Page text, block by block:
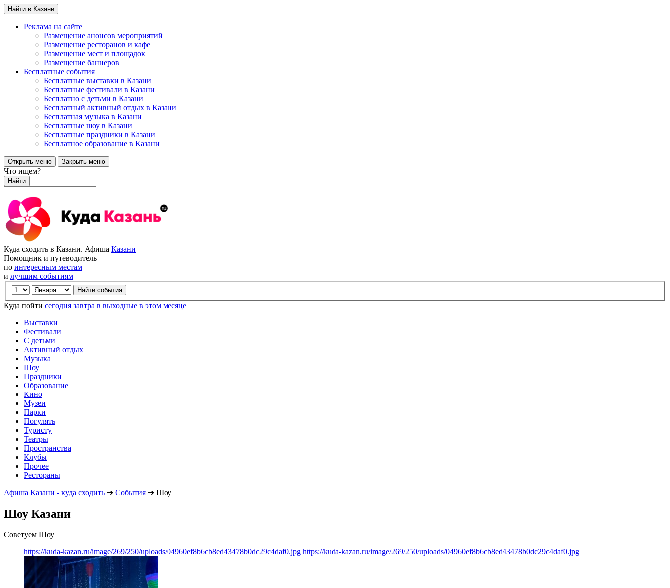
Найти в Казани
Реклама на сайте
Размещение анонсов мероприятий
Размещение ресторанов и кафе
Размещение мест и площадок
Размещение баннеров
Бесплатные события
Бесплатные выставки в Казани
Бесплатные фестивали в Казани
Бесплатно с детьми в Казани
Бесплатный активный отдых в Казани
Бесплатная музыка в Казани
Бесплатные шоу в Казани
Бесплатные праздники в Казани
Бесплатное образование в Казани
Открыть меню Закрыть меню
Что ищем?
Найти
Куда сходить в Казани. Афиша Казани
Помощник и путеводитель
по интересным местам
и лучшим событиям
Куда пойти сегодня завтра в выходные в этом месяце
Выставки
Фестивали
С детьми
Активный отдых
Музыка
Шоу
Праздники
Образование
Кино
Музеи
Парки
Погулять
Туристу
Театры
Пространства
Клубы
Прочее
Рестораны
Афиша Казани - куда сходить ➔ События ➔ Шоу
Шоу Казани
Советуем Шоу
https://kuda-kazan.ru/image/269/250/uploads/04960ef8b6cb8ed43478b0dc29c4daf0.jpg https://kuda-kazan.ru/image/269/250/uploads/04960ef8b6cb8ed43478b0dc29c4daf0.jpg